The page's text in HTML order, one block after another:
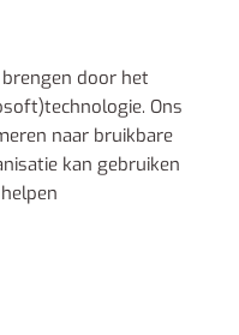
door het
Ons
naar bruikbare
kan gebruiken